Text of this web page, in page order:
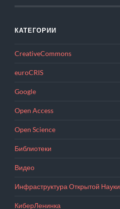
КАТЕГОРИИ
CreativeCommons
euroCRIS
Google
Open Access
Open Science
Библиотеки
Видео
Инфраструктура Открытой Науки
КиберЛенинка